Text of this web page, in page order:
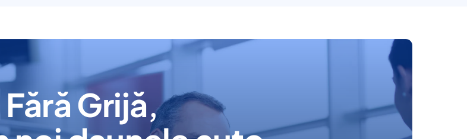
Fără Grijă,